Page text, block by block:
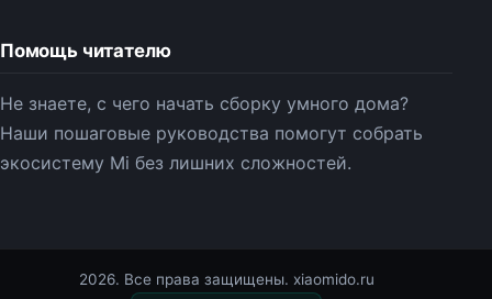
Помощь читателю
Не знаете, с чего начать сборку умного дома?
Наши пошаговые руководства помогут собрать
экосистему Mi без лишних сложностей.
2026. Все права защищены. xiaomido.ru